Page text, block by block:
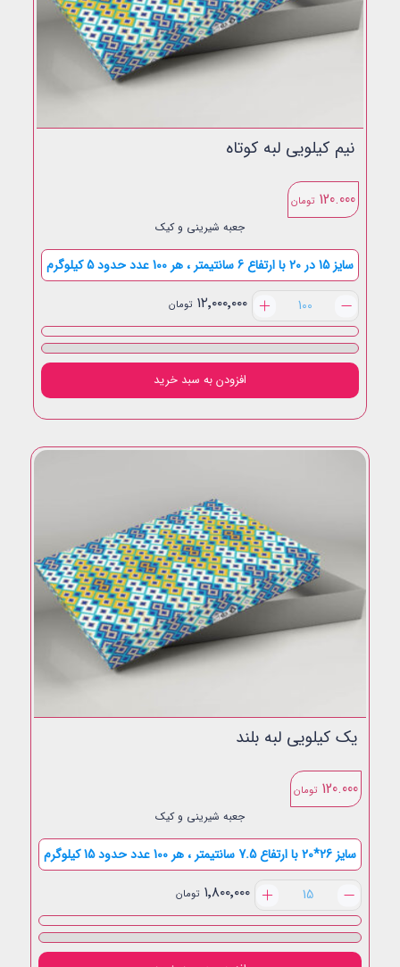
نیم کیلویی لبه کوتاه
120.000 تومان
جعبه شیرینی و کیک
سایز 15 در 20 با ارتفاع 6 سانتیمتر ، هر 100 عدد حدود 5 کیلوگرم
نیم
کیلویی
لبه
کوتاه
عدد
۱۲٬۰۰۰٬۰۰۰ تومان
افزودن به سبد خرید
یک کیلویی لبه بلند
120.000 تومان
جعبه شیرینی و کیک
سایز 26*20 با ارتفاع 7.5 سانتیمتر ، هر 100 عدد حدود 15 کیلوگرم
یک
کیلویی
لبه
بلند
عدد
۱٬۸۰۰٬۰۰۰ تومان